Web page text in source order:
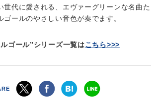
世代に愛される、エヴァーグリーンな名曲た
ゴールのやさしい音色が奏でます。
ゴール”シリーズ一覧はこちら>>>